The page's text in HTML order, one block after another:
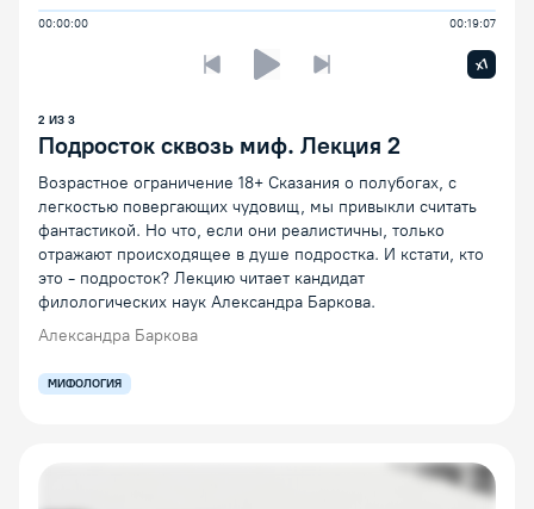
00:00:00 00:19:07
Предыдущая лекцияСледующая лекция
x1
2 ИЗ 3
Подросток сквозь миф. Лекция 2
Возрастное ограничение 18+ Сказания о полубогах, с
легкостью повергающих чудовищ, мы привыкли считать
фантастикой. Но что, если они реалистичны, только
отражают происходящее в душе подростка. И кстати, кто
это - подросток? Лекцию читает кандидат
филологических наук Александра Баркова.
Александра Баркова
МИФОЛОГИЯ